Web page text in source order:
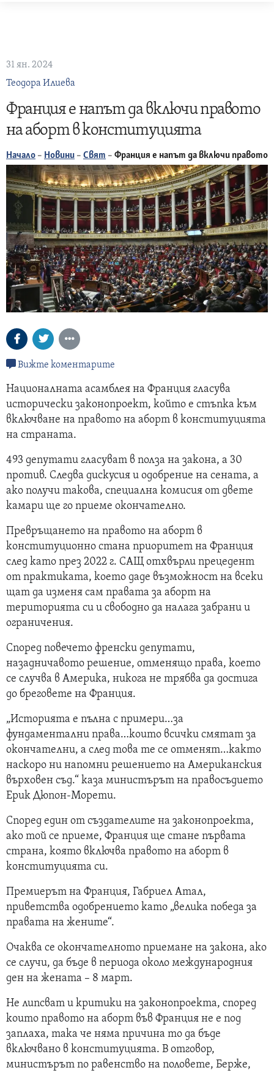
31 ян. 2024
Теодора Илиева
Франция е напът да включи правото
на аборт в конституцията
Начало – Новини – Свят – Франция е напът да включи правото
Вижте коментарите
Националната асамблея на Франция гласува
исторически законопроект, който е стъпка към
включване на правото на аборт в конституцията
на страната.
493 депутати гласуват в полза на закона, а 30
против. Следва дискусия и одобрение на сената, а
ако получи такова, специална комисия от двете
камари ще го приеме окончателно.
Превръщането на правото на аборт в
конституционно стана приоритет на Франция
след като през 2022 г. САЩ отхвърли прецедент
от практиката, което даде възможност на всеки
щат да изменя сам правата за аборт на
територията си и свободно да налага забрани и
ограничения.
Според повечето френски депутати,
назадничавото решение, отменящо права, което
се случва в Америка, никога не трябва да достига
до бреговете на Франция.
„Историята е пълна с примери…за
фундаментални права…които всички смятат за
окончателни, а след това те се отменят…както
наскоро ни напомни решението на Американския
върховен съд.“ каза министърът на правосъдието
Ерик Дюпон-Морети.
Според един от създателите на законопроекта,
ако той се приеме, Франция ще стане първата
страна, която включва правото на аборт в
конституцията си.
Премиерът на Франция, Габриел Атал,
приветства одобрението като „велика победа за
правата на жените“.
Очаква се окончателното приемане на закона, ако
се случи, да бъде в периода около международния
ден на жената – 8 март.
Не липсват и критики на законопроекта, според
които правото на аборт във Франция не е под
заплаха, така че няма причина то да бъде
включвано в конституцията. В отговор,
министърът по равенство на половете, Берже,